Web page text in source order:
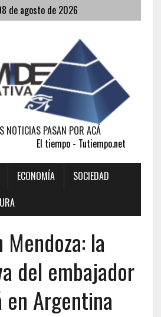
de agosto de 2026
NOTICIAS PASAN POR ACÁ
El tiempo - Tutiempo.net
ECONOMÍA
SOCIEDAD
la
del embajador
en Argentina